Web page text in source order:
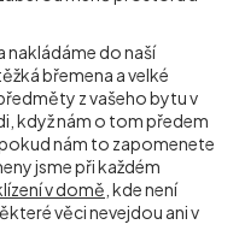
nakládáme do naší
břemena a velké
z vašeho bytu v
když nám o tom předem
nám to zapomenete
jsme při každém
v domě , kde není
věci nevejdou ani v